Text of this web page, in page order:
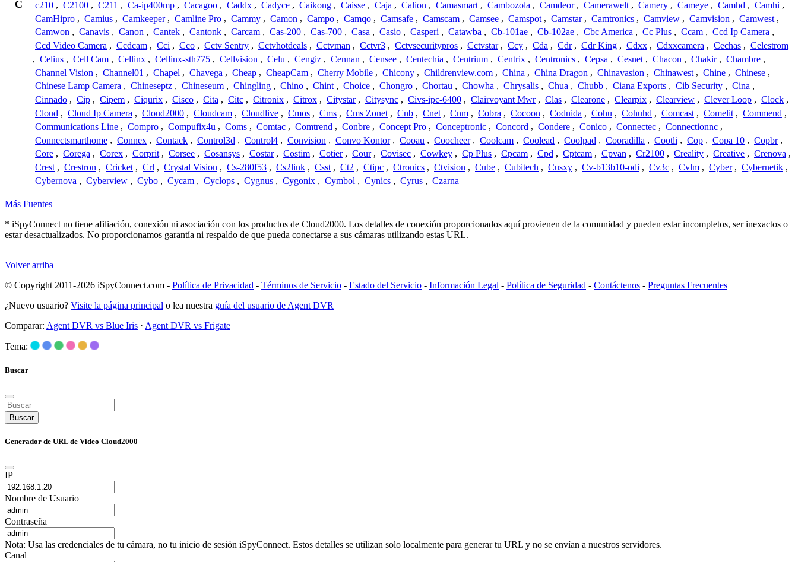
C c210 , C2100 , C211 , Ca-ip400mp , Cacagoo , Caddx , Cadyce , Caikong , Caisse , Caja , Calion , Camasmart , Cambozola , Camdeor , Camerawelt , Camery , Cameye , Camhd , Camhi ,
CamHipro , Camius , Camkeeper , Camline Pro , Cammy , Camon , Campo , Camqo , Camsafe , Camscam , Camsee , Camspot , Camstar , Camtronics , Camview , Camvision , Camwest ,
Camwon , Canavis , Canon , Cantek , Cantonk , Carcam , Cas-200 , Cas-700 , Casa , Casio , Casperi , Catawba , Cb-101ae , Cb-102ae , Cbc America , Cc Plus , Ccam , Ccd Ip Camera ,
Ccd Video Camera , Ccdcam , Cci , Cco , Cctv Sentry , Cctvhotdeals , Cctvman , Cctvr3 , Cctvsecuritypros , Cctvstar , Ccy , Cda , Cdr , Cdr King , Cdxx , Cdxxcamera , Cechas , Celestrom
, Celius , Cell Cam , Cellinx , Cellinx-sth775 , Cellvision , Celu , Cengiz , Cennan , Censee , Centechia , Centrium , Centrix , Centronics , Cepsa , Cesnet , Chacon , Chakir , Chambre ,
Channel Vision , Channel01 , Chapel , Chavega , Cheap , CheapCam , Cherry Mobile , Chicony , Childrenview.com , China , China Dragon , Chinavasion , Chinawest , Chine , Chinese ,
Chinese Lamp Camera , Chineseptz , Chineseum , Chingling , Chino , Chint , Choice , Chongro , Chortau , Chowha , Chrysalis , Chua , Chubb , Ciana Exports , Cib Security , Cina ,
Cinnado , Cip , Cipem , Ciqurix , Cisco , Cita , Citc , Citronix , Citrox , Citystar , Citysync , Civs-ipc-6400 , Clairvoyant Mwr , Clas , Clearone , Clearpix , Clearview , Clever Loop , Clock ,
Cloud , Cloud Ip Camera , Cloud2000 , Cloudcam , Cloudlive , Cmos , Cms , Cms Zonet , Cnb , Cnet , Cnm , Cobra , Cocoon , Codnida , Cohu , Cohuhd , Comcast , Comelit , Commend ,
Communications Line , Compro , Compufix4u , Coms , Comtac , Comtrend , Conbre , Concept Pro , Conceptronic , Concord , Condere , Conico , Connectec , Connectionnc ,
Connectsmarthome , Connex , Contack , Control3d , Control4 , Convision , Convo Kontor , Cooau , Coocheer , Coolcam , Coolead , Coolpad , Cooradilla , Cootli , Cop , Copa 10 , Copbr ,
Core , Corega , Corex , Corprit , Corsee , Cosansys , Costar , Costim , Cotier , Cour , Covisec , Cowkey , Cp Plus , Cpcam , Cpd , Cptcam , Cpvan , Cr2100 , Creality , Creative , Crenova ,
Crest , Crestron , Cricket , Crl , Crystal Vision , Cs-280f53 , Cs2link , Csst , Ct2 , Ctipc , Ctronics , Ctvision , Cube , Cubitech , Cusxy , Cv-b13b10-odi , Cv3c , Cvlm , Cyber , Cybernetik ,
Cybernova , Cyberview , Cybo , Cycam , Cyclops , Cygnus , Cygonix , Cymbol , Cynics , Cyrus , Czarna
Más Fuentes
* iSpyConnect no tiene afiliación, conexión ni asociación con los productos de Cloud2000. Los detalles de conexión proporcionados aquí provienen de la comunidad y pueden estar incompletos, ser inexactos o
estar desactualizados. No proporcionamos garantía ni respaldo de que pueda conectarse a sus cámaras utilizando estas URL.
Volver arriba
© Copyright 2011-2026 iSpyConnect.com - Política de Privacidad - Términos de Servicio - Estado del Servicio - Información Legal - Política de Seguridad - Contáctenos - Preguntas Frecuentes
¿Nuevo usuario? Visite la página principal o lea nuestra guía del usuario de Agent DVR
Comparar: Agent DVR vs Blue Iris · Agent DVR vs Frigate
Tema:
Buscar
Buscar
Generador de URL de Video Cloud2000
IP
Nombre de Usuario
Contraseña
Nota: Usa las credenciales de tu cámara, no tu inicio de sesión iSpyConnect. Estos detalles se utilizan solo localmente para generar tu URL y no se envían a nuestros servidores.
Canal